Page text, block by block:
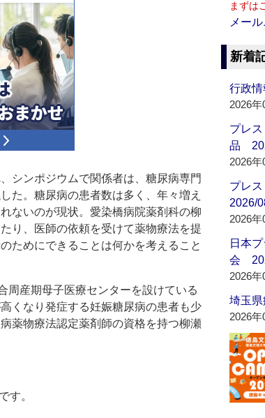
シンポジウムで関係者は、糖尿病専門
た。糖尿病の患者数は多く、年々増え
ないのが現状。愛染橋病院薬剤科の柳
り、医師の依頼を受けて薬物療法を提
ためにできることは何かを考えること
産期母子医療センターを設けている
くなり発症する妊娠糖尿病の患者も少
薬物療法認定薬剤師の資格を持つ柳瀬
す。
まずは
メー
新着
行政
2026
プレ
品
2026
プレ
2026/
2026
日本
会
2026
埼玉
2026